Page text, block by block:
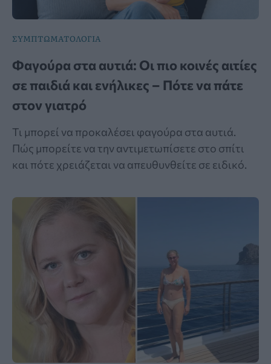
ΣΥΜΠΤΩΜΑΤΟΛΟΓΙΑ
Φαγούρα στα αυτιά: Οι πιο κοινές αιτίες
σε παιδιά και ενήλικες – Πότε να πάτε
στον γιατρό
Τι μπορεί να προκαλέσει φαγούρα στα αυτιά.
Πώς μπορείτε να την αντιμετωπίσετε στο σπίτι
και πότε χρειάζεται να απευθυνθείτε σε ειδικό.